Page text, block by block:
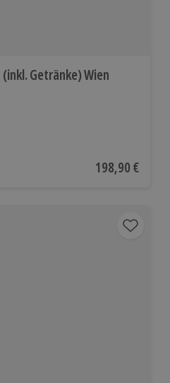
Getränke) Wien
auf 20 Bewertungen
Aktueller Preis
198,90 €